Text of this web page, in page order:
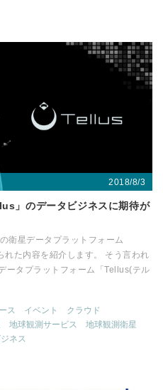
2018/8/3
」のデータビジネスに期待が
衛星データプラットフォーム
れた内容を紹介します。 そう言われ
ータプラットフォーム「Tellus(テル
ス イベント
クラウド
地球観測サービス
地球観測衛星
ネス